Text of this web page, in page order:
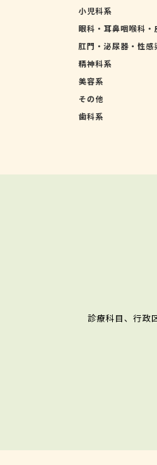
小児科系
眼科・耳鼻咽喉科
肛門・泌尿器・性感
精神科系
美容系
その他
歯科系
診療科目、行政